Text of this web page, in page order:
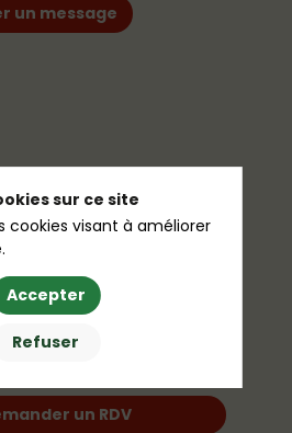
un message
un RDV
sur ce site
cookies visant à améliorer
Accepter
Refuser